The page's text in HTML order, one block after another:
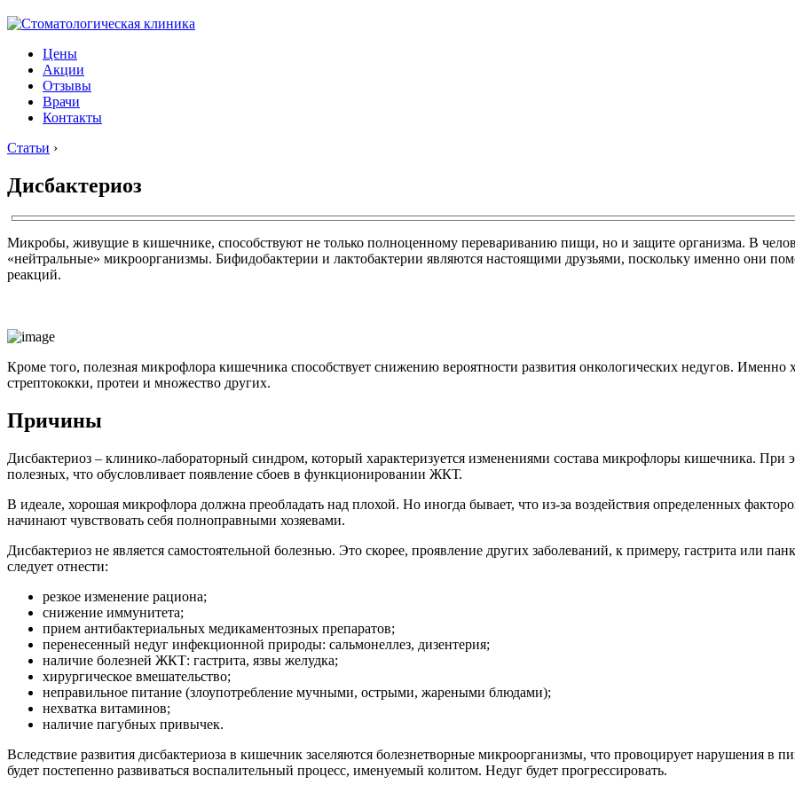
Цены
Акции
Отзывы
Врачи
Контакты
Статьи ›
Дисбактериоз
Микробы, живущие в кишечнике, способствуют не только полноценному перевариванию пищи, но и защите организма. В
«нейтральные» микроорганизмы. Бифидобактерии и лактобактерии являются настоящими друзьями, поскольку именно они
реакций.
Кроме того, полезная микрофлора кишечника способствует снижению вероятности развития онкологических недугов.
стрептококки, протеи и множество других.
Причины
Дисбактериоз – клинико-лабораторный синдром, который характеризуется изменениями состава микрофлоры кишечника. При
полезных, что обусловливает появление сбоев в функционировании ЖКТ.
В идеале, хорошая микрофлора должна преобладать над плохой. Но иногда бывает, что из-за воздействия определенных
начинают чувствовать себя полноправными хозяевами.
Дисбактериоз не является самостоятельной болезнью. Это скорее, проявление других заболеваний, к примеру, гастрита или
следует отнести:
резкое изменение рациона;
снижение иммунитета;
прием антибактериальных медикаментозных препаратов;
перенесенный недуг инфекционной природы: сальмонеллез, дизентерия;
наличие болезней ЖКТ: гастрита, язвы желудка;
хирургическое вмешательство;
неправильное питание (злоупотребление мучными, острыми, жареными блюдами);
нехватка витаминов;
наличие пагубных привычек.
Вследствие развития дисбактериоза в кишечник заселяются болезнетворные микроорганизмы, что провоцирует нарушения в
будет постепенно развиваться воспалительный процесс, именуемый колитом. Недуг будет прогрессировать.